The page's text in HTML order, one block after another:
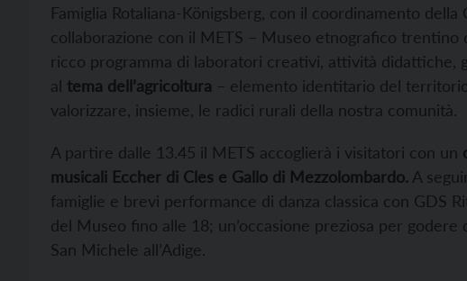
Famiglia Rotaliana-Königsberg, con il coordinamento
collaborazione con il METS – Museo etnografico trentino
ricco programma di laboratori creativi, attività didattiche,
al tema dell’agricoltura – elemento identitario del
valorizzare, insieme, le radici rurali della nostra comunità.
A partire dalle 13.45 il METS accoglierà i visitatori con un
musicali Eccher di Cles e Gallo di Mezzolombardo. A
famiglie e brevi performance di danza classica con GDS
del Museo fino alle 18; un’occasione preziosa per
San Michele all’Adige.